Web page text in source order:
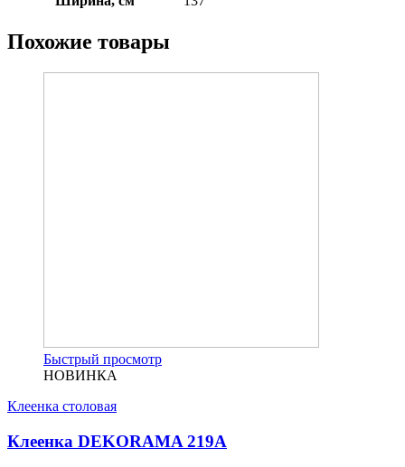
Похожие товары
Быстрый просмотр
НОВИНКА
Клеенка столовая
Клеенка DEKORAMA 219A